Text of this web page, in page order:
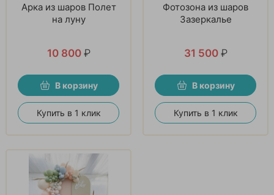
Арка из шаров Полет
на луну
10 800 ₽
В корзину
Купить в 1 клик
Фотозона из шаров
Зазеркалье
31 500 ₽
В корзину
Купить в 1 клик